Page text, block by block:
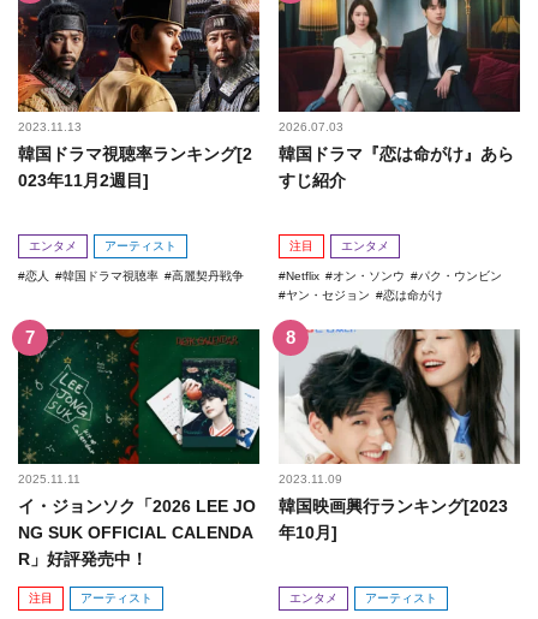
2023.11.13
韓国ドラマ視聴率ランキング[2
023年11月2週目]
エンタメ アーティスト
恋人 韓国ドラマ視聴率 高麗契丹戦争
2026.07.03
韓国ドラマ『恋は命がけ』あら
すじ紹介
注目 エンタメ
Netflix オン・ソンウ
パク・ウンビン
ヤン・セジョン
恋は命がけ
2025.11.11
イ・ジョンソク「2026 LEE JO
NG SUK OFFICIAL CALENDA
R」好評発売中！
注目 アーティスト
2023.11.09
韓国映画興行ランキング[2023
年10月]
エンタメ アーティスト